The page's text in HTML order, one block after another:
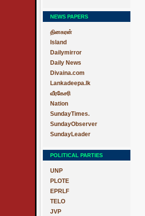
NEWS PAPERS
தினகரன்
Island
Dailymirror
Daily News
Divaina.com
Lankadeepa.lk
வீரகேசரி
Nation
SundayTimes.
SundayObserver
SundayLeader
POLITICAL PARTIES
UNP
PLOTE
EPRLF
TELO
JVP